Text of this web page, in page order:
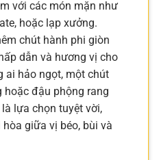
với các món mặn như
hoặc lạp xưởng.
chút hành phi giòn
dẫn và hương vị cho
ai hảo ngọt, một chút
hoặc đậu phộng rang
lựa chọn tuyệt vời,
giữa vị béo, bùi và